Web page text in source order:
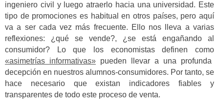
ingeniero civil y luego atraerlo hacia una universidad. Este
tipo de promociones es habitual en otros países, pero aquí
va a ser cada vez más frecuente. Ello nos lleva a varias
reflexiones: ¿qué se vende?, ¿se está engañando al
consumidor? Lo que los economistas definen como
«asimetrías informativas» pueden llevar a una profunda
decepción en nuestros alumnos-consumidores. Por tanto, se
hace necesario que existan indicadores fiables y
transparentes de todo este proceso de venta.